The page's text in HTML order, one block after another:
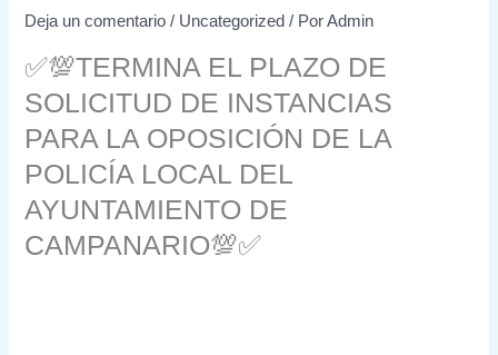
Deja un comentario / Uncategorized / PorAdmin
✅💯TERMINA EL PLAZO DE
SOLICITUD DE INSTANCIAS
PARA LA OPOSICIÓN DE LA
POLICÍA LOCAL DEL
AYUNTAMIENTO DE
CAMPANARIO💯✅